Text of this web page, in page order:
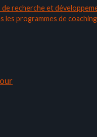
de recherche et
les programmes de